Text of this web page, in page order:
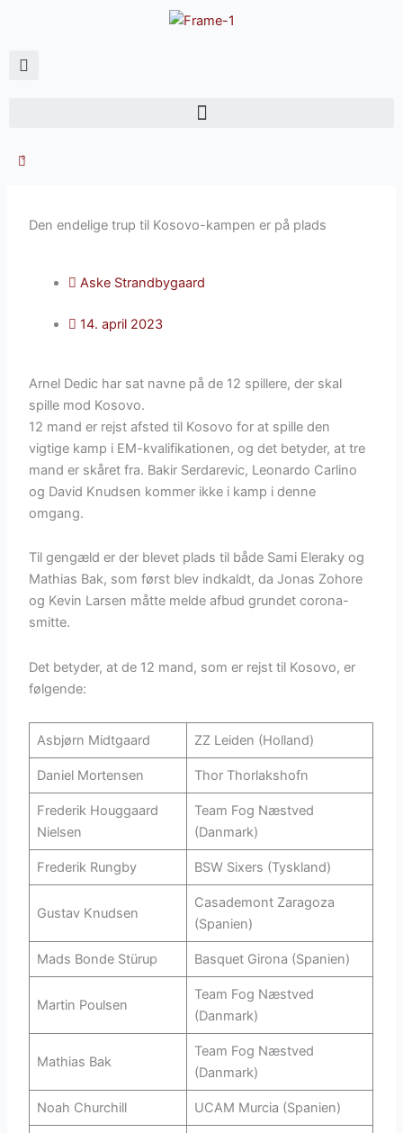
0
Den endelige trup til Kosovo-kampen er på plads
Aske Strandbygaard
14. april 2023
Arnel Dedic har sat navne på de 12 spillere, der skal
spille mod Kosovo.
12 mand er rejst afsted til Kosovo for at spille den
vigtige kamp i EM-kvalifikationen, og det betyder, at tre
mand er skåret fra. Bakir Serdarevic, Leonardo Carlino
og David Knudsen kommer ikke i kamp i denne
omgang.
Til gengæld er der blevet plads til både Sami Eleraky og
Mathias Bak, som først blev indkaldt, da Jonas Zohore
og Kevin Larsen måtte melde afbud grundet corona-
smitte.
Det betyder, at de 12 mand, som er rejst til Kosovo, er
følgende:
Asbjørn Midtgaard ZZ Leiden (Holland)
Daniel Mortensen Thor Thorlakshofn
Frederik Houggaard
Nielsen
Team Fog Næstved
(Danmark)
Frederik Rungby BSW Sixers (Tyskland)
Gustav Knudsen
Casademont Zaragoza
(Spanien)
Mads Bonde Stürup Basquet Girona (Spanien)
Martin Poulsen
Team Fog Næstved
(Danmark)
Mathias Bak
Team Fog Næstved
(Danmark)
Noah Churchill UCAM Murcia (Spanien)